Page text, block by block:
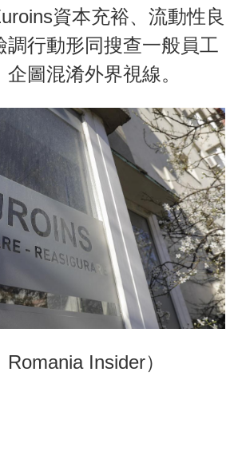
資本充裕、流動性良
調行動形同搜查一般員工
圖混淆外界視線。
Romania Insider）